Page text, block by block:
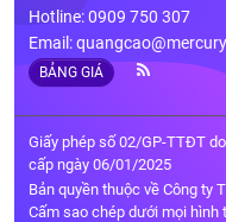
Hotline: 0909 750 307
Email:
BẢNG GIÁ
Giấy phép số 02/GP-TTĐT
cấp ngày 06/01/2025
Bản quyền thuộc về Công ty
Cấm sao chép dưới mọi